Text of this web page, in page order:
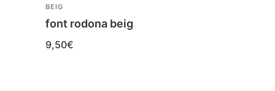
BEIG
font rodona beig
9,50€